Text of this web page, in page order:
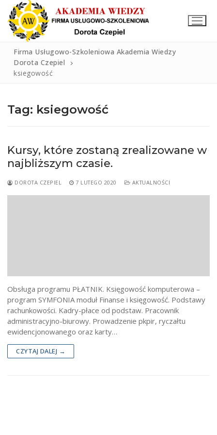
Przejdź
treści
KURSY
BLOG
CERTYFIKATY I REFERENCJE
KONTAKT
Firma Usługowo-Szkoleniowa Akademia Wiedzy
Dorota Czepiel
ksiegowość
Tag: ksiegowość
Kursy, które zostaną zrealizowane w
najbliższym czasie.
DOROTA CZEPIEL 7 LUTEGO 2020 AKTUALNOŚCI
Obsługa programu PŁATNIK. Księgowość komputerowa –
program SYMFONIA moduł Finanse i księgowość. Podstawy
rachunkowości. Kadry-płace od podstaw. Pracownik
administracyjno-biurowy. Prowadzenie pkpir, ryczałtu
ewidencjonowanego oraz karty…
CZYTAJ DALEJ →